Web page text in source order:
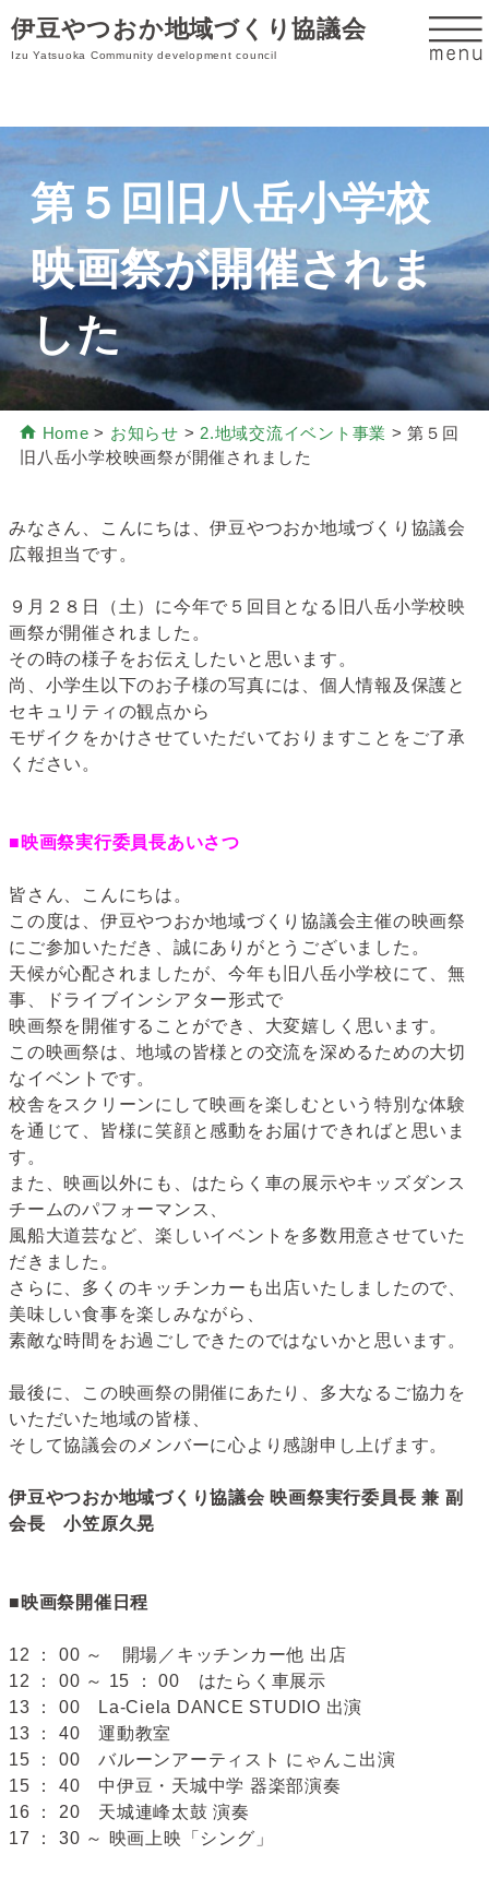
伊豆やつおか地域づくり協議会
Izu Yatsuoka Community development council
第５回旧八岳小学校
映画祭が開催されま
した
Home > お知らせ > 2.地域交流イベント事業 >第５回
旧八岳小学校映画祭が開催されました
みなさん、こんにちは、伊豆やつおか地域づくり協議会
広報担当です。
９月２８日（土）に今年で５回目となる旧八岳小学校映
画祭が開催されました。
その時の様子をお伝えしたいと思います。
尚、小学生以下のお子様の写真には、個人情報及保護と
セキュリティの観点から
モザイクをかけさせていただいておりますことをご了承
ください。
■映画祭実行委員長あいさつ
皆さん、こんにちは。
この度は、伊豆やつおか地域づくり協議会主催の映画祭
にご参加いただき、誠にありがとうございました。
天候が心配されましたが、今年も旧八岳小学校にて、無
事、ドライブインシアター形式で
映画祭を開催することができ、大変嬉しく思います。
この映画祭は、地域の皆様との交流を深めるための大切
なイベントです。
校舎をスクリーンにして映画を楽しむという特別な体験
を通じて、皆様に笑顔と感動をお届けできればと思いま
す。
また、映画以外にも、はたらく車の展示やキッズダンス
チームのパフォーマンス、
風船大道芸など、楽しいイベントを多数用意させていた
だきました。
さらに、多くのキッチンカーも出店いたしましたので、
美味しい食事を楽しみながら、
素敵な時間をお過ごしできたのではないかと思います。
最後に、この映画祭の開催にあたり、多大なるご協力を
いただいた地域の皆様、
そして協議会のメンバーに心より感謝申し上げます。
伊豆やつおか地域づくり協議会 映画祭実行委員長 兼 副
会長 小笠原久晃
■映画祭開催日程
12 ： 00 ～ 開場／キッチンカー他 出店
12 ： 00 ～ 15 ： 00 はたらく車展示
13 ： 00 La-Ciela DANCE STUDIO 出演
13 ： 40 運動教室
15 ： 00 バルーンアーティスト にゃんこ出演
15 ： 40 中伊豆・天城中学 器楽部演奏
16 ： 20 天城連峰太鼓 演奏
17 ： 30 ～ 映画上映「シング」